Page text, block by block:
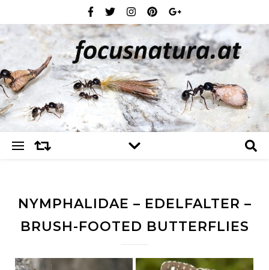
NYMPHALIDAE – EDELFALTER –
BRUSH-FOOTED BUTTERFLIES